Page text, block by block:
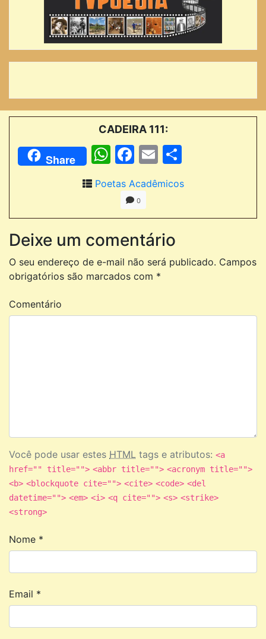
CADEIRA 111:
Share WhatsApp
Facebook
Email
Poetas Acadêmicos
0
Deixe um comentário
O seu endereço de e-mail não será publicado. Campos
obrigatórios são marcados com *
Comentário
Você pode usar estes HTML tags e atributos: <a
href="" title=""> <abbr title=""> <acronym title="">
<b> <blockquote cite=""> <cite> <code> <del
datetime=""> <em> <i> <q cite=""> <s> <strike>
<strong>
Nome *
Email *